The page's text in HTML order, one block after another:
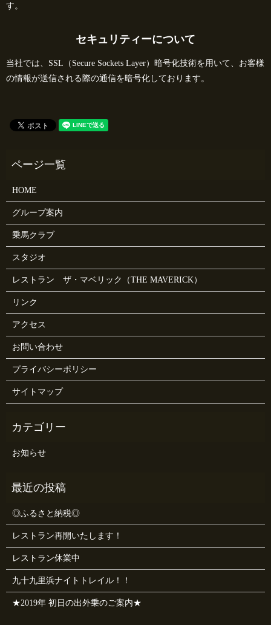
す。
セキュリティーについて
当社では、SSL（Secure Sockets Layer）暗号化技術を用いて、お客様
の情報が送信される際の通信を暗号化しております。
HOME
グループ案内
乗馬クラブ
スタジオ
レストラン ザ・マベリック（THE MAVERICK）
リンク
アクセス
お問い合わせ
プライバシーポリシー
サイトマップ
お知らせ
◎ふるさと納税◎
レストラン再開いたします！
レストラン休業中
九十九里浜ナイトトレイル！！
★2019年 初日の出外乗のご案内★